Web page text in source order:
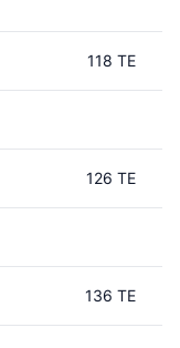
118 TE
126 TE
136 TE